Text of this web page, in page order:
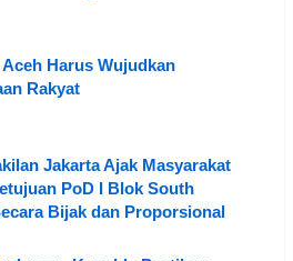
Harus Wujudkan
Rakyat
Jakarta Ajak Masyarakat
PoD I Blok South
Bijak dan Proporsional